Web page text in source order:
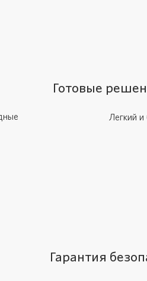
Готовые
Легкий
Гарантия